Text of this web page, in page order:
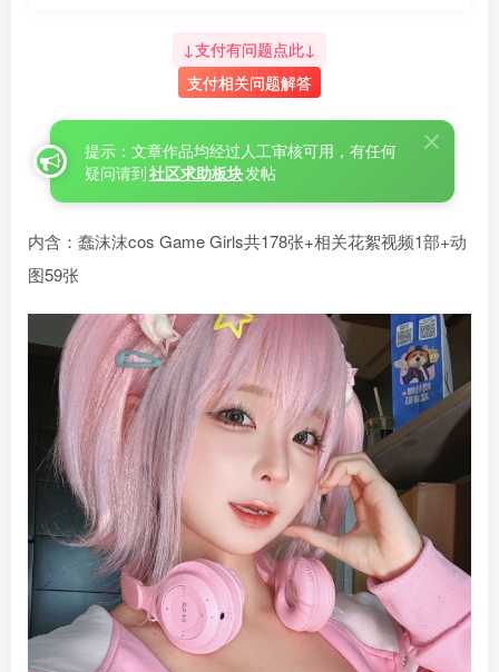
↓支付有问题点此↓
支付相关问题解答
提示：文章作品均经过人工审核可用，有任何
疑问请到社区求助板块发帖
内含：蠢沫沫cos Game Girls共178张+相关花絮视频1部+动
图59张